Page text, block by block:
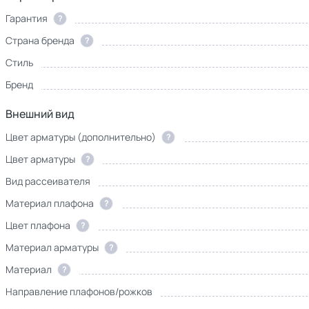
Гарантия ?
Страна бренда
?
Стиль
Бренд
Внешний вид
Цвет арматуры (дополнительно) ?
Цвет арматуры
?
Вид рассеивателя
Материал плафона
?
Цвет плафона
?
Материал арматуры
?
Материал
?
Направление плафонов/рожков